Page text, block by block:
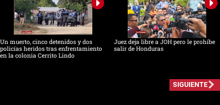
Un muerto, cinco detenidos y dos
policías heridos tras enfrentamiento
en la colonia Cerrito Lindo
Juez deja libre a JOH pero le prohíbe
salir de Honduras
SIGUIENTE